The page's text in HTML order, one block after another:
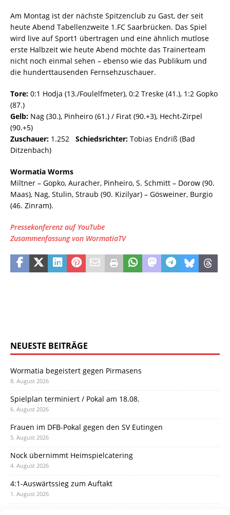
Am Montag ist der nächste Spitzenclub zu Gast, der seit
heute Abend Tabellenzweite 1.FC Saarbrücken. Das Spiel
wird live auf Sport1 übertragen und eine ähnlich mutlose
erste Halbzeit wie heute Abend möchte das Trainerteam
nicht noch einmal sehen – ebenso wie das Publikum und
die hunderttausenden Fernsehzuschauer.
Tore: 0:1 Hodja (13./Foulelfmeter), 0:2 Treske (41.), 1:2 Gopko
(87.)
Gelb: Nag (30.), Pinheiro (61.) / Firat (90.+3), Hecht-Zirpel
(90.+5)
Zuschauer: 1.252 Schiedsrichter: Tobias Endriß (Bad
Ditzenbach)
Wormatia Worms
Miltner – Gopko, Auracher, Pinheiro, S. Schmitt – Dorow (90.
Maas), Nag, Stulin, Straub (90. Kizilyar) – Gösweiner, Burgio
(46. Zinram).
Pressekonferenz auf YouTube
Zusammenfassung von WormatiaTV
NEUESTE BEITRÄGE
Wormatia begeistert gegen Pirmasens
8. August 2026
Spielplan terminiert / Pokal am 18.08.
6. August 2026
Frauen im DFB-Pokal gegen den SV Eutingen
5. August 2026
Nock übernimmt Heimspielcatering
4. August 2026
4:1-Auswärtssieg zum Auftakt
1. August 2026